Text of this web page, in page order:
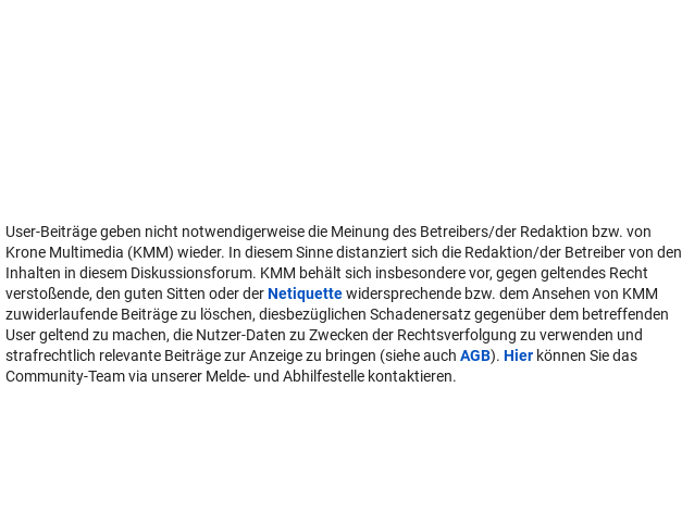
User-Beiträge geben nicht notwendigerweise die Meinung des Betreibers/der Redaktion bzw. von
Krone Multimedia (KMM) wieder. In diesem Sinne distanziert sich die Redaktion/der Betreiber von den
Inhalten in diesem Diskussionsforum. KMM behält sich insbesondere vor, gegen geltendes Recht
verstoßende, den guten Sitten oder derNetiquettewidersprechende bzw. dem Ansehen von KMM
zuwiderlaufende Beiträge zu löschen, diesbezüglichen Schadenersatz gegenüber dem betreffenden
User geltend zu machen, die Nutzer-Daten zu Zwecken der Rechtsverfolgung zu verwenden und
strafrechtlich relevante Beiträge zur Anzeige zu bringen (siehe auch AGB). Hier können Sie das
Community-Team via unserer Melde- und Abhilfestelle kontaktieren.